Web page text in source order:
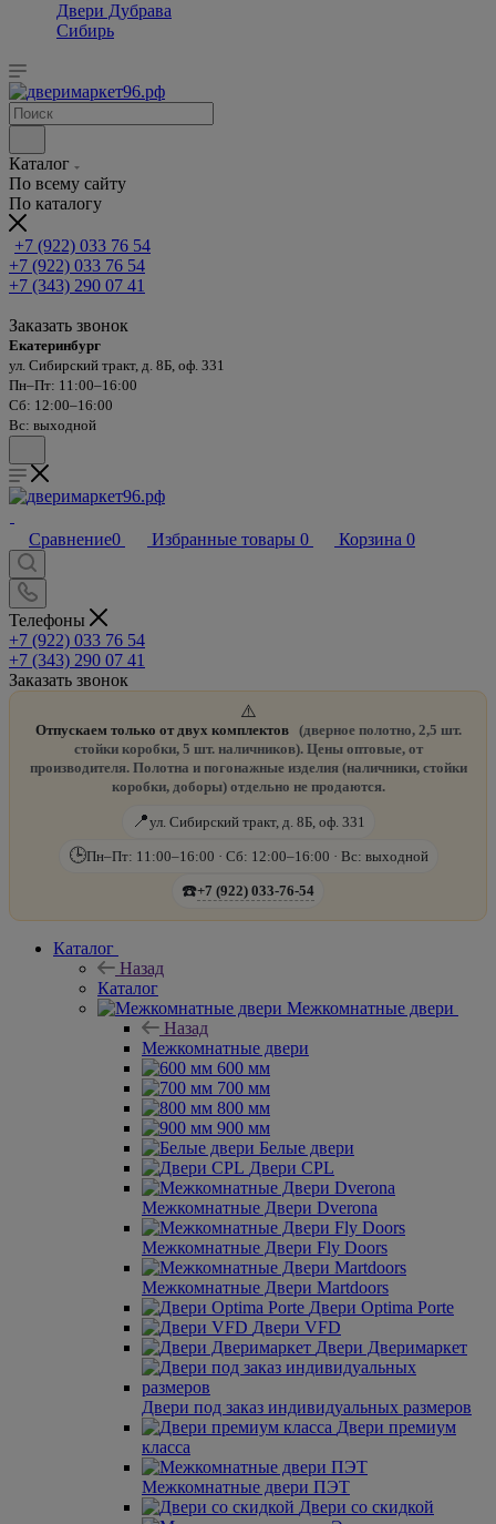
Двери Дубрава
Сибирь
Каталог
По всему сайту
По каталогу
+7 (922) 033 76 54
+7 (922) 033 76 54
+7 (343) 290 07 41
Заказать звонок
Екатеринбург
ул. Сибирский тракт, д. 8Б, оф. 331
Пн–Пт: 11:00–16:00
Сб: 12:00–16:00
Вс: выходной
Сравнение0 Избранные товары 0 Корзина 0
Телефоны
+7 (922) 033 76 54
+7 (343) 290 07 41
Заказать звонок
⚠️
Отпускаем только от двух комплектов
(дверное полотно, 2,5 шт.
стойки коробки, 5 шт. наличников). Цены оптовые, от
производителя. Полотна и погонажные изделия (наличники, стойки
коробки, доборы) отдельно не продаются.
📍ул. Сибирский тракт, д. 8Б, оф. 331
🕒Пн–Пт: 11:00–16:00 · Сб: 12:00–16:00 · Вс: выходной
☎️+7 (922) 033-76-54
Каталог
Назад
Каталог
Межкомнатные двери
Назад
Межкомнатные двери
600 мм
700 мм
800 мм
900 мм
Белые двери
Двери CPL
Межкомнатные Двери Dverona
Межкомнатные Двери Fly Doors
Межкомнатные Двери Martdoors
Двери Optima Porte
Двери VFD
Двери Дверимаркет
Двери под заказ индивидуальных размеров
Двери премиум
класса
Межкомнатные двери ПЭТ
Двери со скидкой